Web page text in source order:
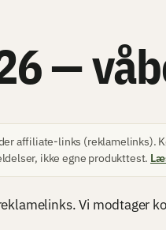
—
affiliate-links (reklamelinks).
ikke egne produkttest.
Vi modtager